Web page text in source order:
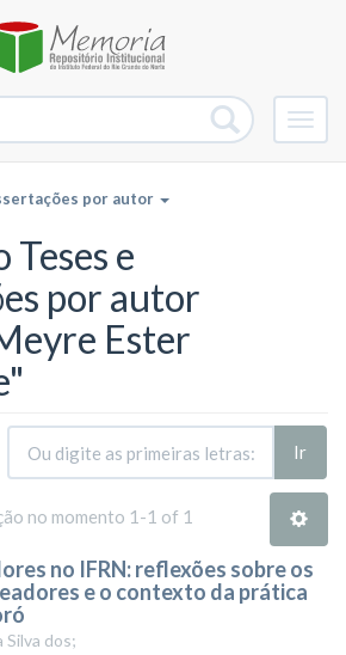
por autor
Teses e
por autor
Ester
Ir
no momento 1-1 of 1
no IFRN: reflexões sobre os
e o contexto da prática
Silva dos;